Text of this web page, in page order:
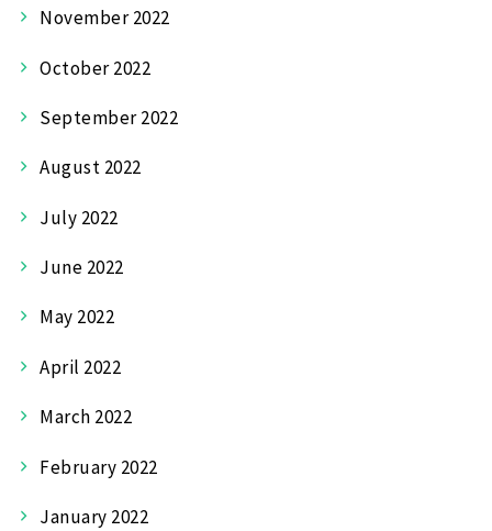
November 2022
October 2022
September 2022
August 2022
July 2022
June 2022
May 2022
April 2022
March 2022
February 2022
January 2022